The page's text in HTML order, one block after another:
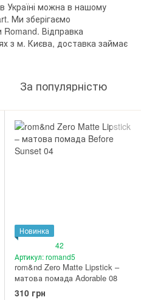
Україні можна в нашому
Ми зберігаємо
Відправка
з м. Києва, доставка займає
За популярністю
Новинка
42
Артикул: romand5
rom&nd Zero Matte Lipstick –
матова помада Adorable 08
310 грн